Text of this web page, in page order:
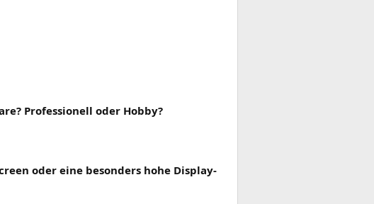
Professionell oder Hobby?
oder eine besonders hohe Display-